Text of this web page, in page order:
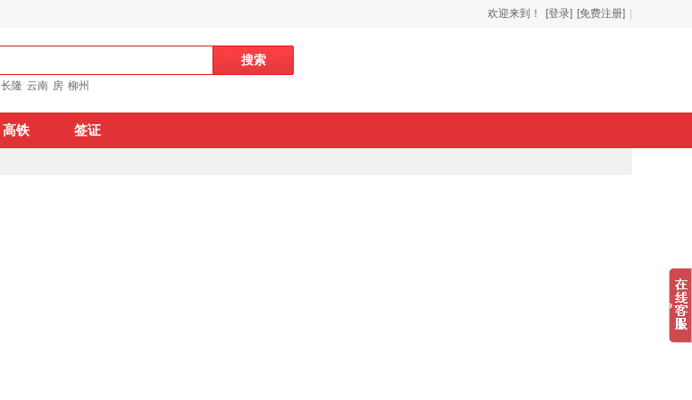
欢迎来到！ [登录] [免费注册]
长隆 云南 房 柳州
高铁 签证